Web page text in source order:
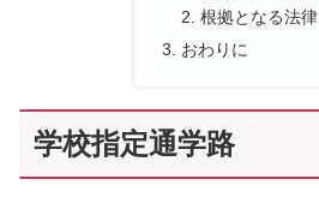
根拠となる法律
おわりに
学校指定通学路